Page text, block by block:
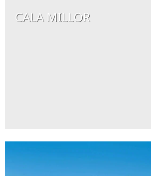
CALA MILLOR